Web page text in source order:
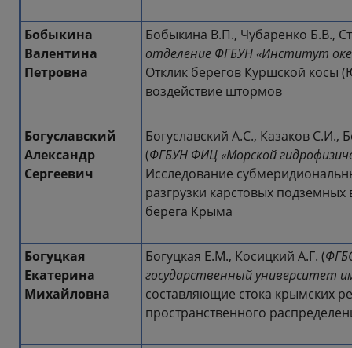
Бобыкина
Валентина
Петровна
Бобыкина В.П., Чубаренко Б.В.,
отделение ФГБУН «Институт
Отклик берегов Куршской косы
воздействие штормов
Богуславский
Александр
Сергеевич
Богуславский А.С., Казаков С.И.,
(ФГБУН ФИЦ «Морской
Исследование
разгрузки карстовых
берега Крыма
Богуцкая
Екатерина
Михайловна
Богуцкая Е.М., Косицкий А.Г. (
государственный университет
составляющие стока крымских
пространственного